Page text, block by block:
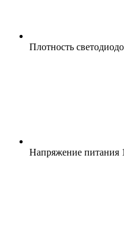
Плотность
Напряжение питания